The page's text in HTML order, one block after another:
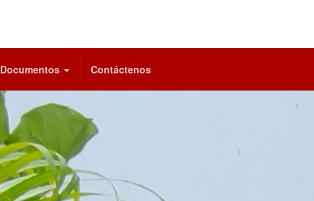
Documentos Contáctenos